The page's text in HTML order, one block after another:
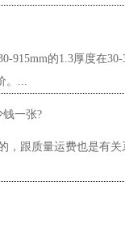
915mm的1.3厚度在
。...
一张?
，跟质量运费也是有